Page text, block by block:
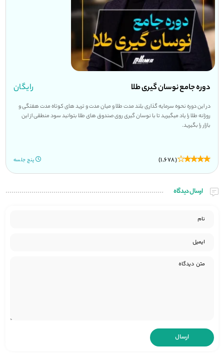
دوره جامع نوسان گیری طلا رایگان
در این دوره نحوه سرمایه گذاری بلند مدت طلا و میان مدت و ترید های کوتاه مدت هفتگی و
روزانه طلا را یاد میگیرید تا با نوسان گیری روی صندوق های طلا بتوانید سود منطقی از این
بازار را بگیرید.
(1,678) پنج جلسه
ارسال دیدگاه